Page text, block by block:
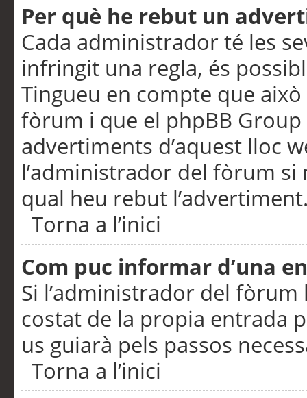
Per què he rebut un
Cada administrador té les
infringit una regla, és
Tingueu en compte que
fòrum i que el phpBB
advertiments d’aquest lloc
l’administrador del fòrum
qual heu rebut
Torna a l’inici
Com puc informar d’una
Si l’administrador del
costat de la propia entrada
us guiarà pels passos
Torna a l’inici